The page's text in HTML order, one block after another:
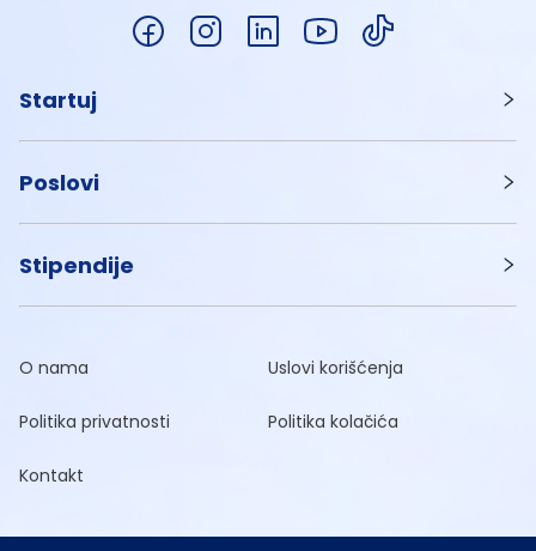
Startuj
Poslovi
Stipendije
O nama Uslovi korišćenja
Politika privatnosti Politika kolačića
Kontakt